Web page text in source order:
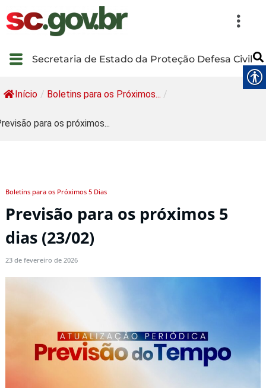
Secretaria de Estado da Proteção Defesa Civil
Início / Boletins para os Próximos... /
para os próximos...
Boletins para os Próximos 5 Dias
Previsão para os próximos 5
dias (23/02)
23 de fevereiro de 2026